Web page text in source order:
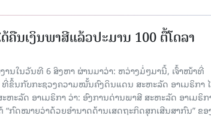
ຄືນເງິນພາສີແລ້ວປະມານ 100 ຕື້ໂດລາ
ານໃນວັນທີ 6 ສິງຫາ ຜ່ານມາວ່າ: ຫວ່າງມໍ່ໆມານີ້, ເຈົ້າໜ້າທີ່
ຂຶ້ນກັບກະຊວງຄວາມໝັ້ນຄົງດິນແດນ ສະຫະລັດ ອາເມຣິກາ
ຫະລັດ ອາເມຣິກາ ວ່າ: ອົງການດ່ານພາສີ ສະຫະລັດ ອາເມຣິກ
ກົດໝາຍວ່າດ້ວຍອຳນາດດ້ານເສດຖະກິດສຸກເສີນສາກົນ” ຂອ